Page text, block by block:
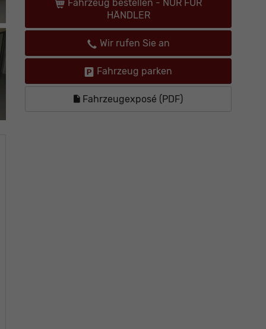
Fahrzeug bestellen - NUR FÜR
HÄNDLER
Wir rufen Sie an
Fahrzeug parken
Fahrzeugexposé (PDF)